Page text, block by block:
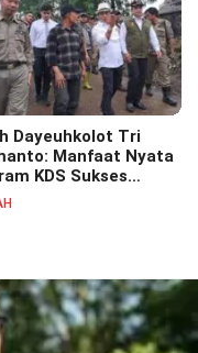
Dayeuhkolot Tri
Manfaat Nyata
KDS Sukses
Seluruh Lapisan